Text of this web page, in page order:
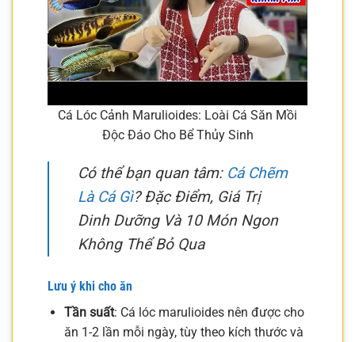
Cá Lóc Cảnh Marulioides: Loài Cá Săn Mồi
Độc Đáo Cho Bể Thủy Sinh
Có thể bạn quan tâm: Cá Chẽm
Là Cá Gì? Đặc Điểm, Giá Trị
Dinh Dưỡng Và 10 Món Ngon
Không Thể Bỏ Qua
Lưu ý khi cho ăn
Tần suất: Cá lóc marulioides nên được cho
ăn 1-2 lần mỗi ngày, tùy theo kích thước và